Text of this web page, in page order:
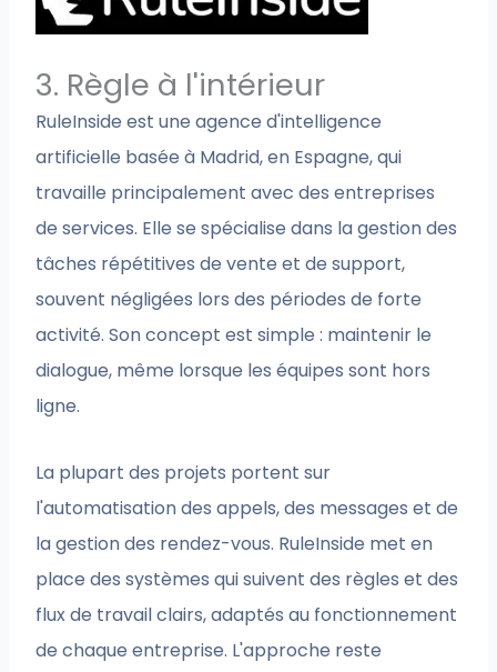
3. Règle à l'intérieur
RuleInside est une agence d'intelligence
artificielle basée à Madrid, en Espagne, qui
travaille principalement avec des entreprises
de services. Elle se spécialise dans la gestion des
tâches répétitives de vente et de support,
souvent négligées lors des périodes de forte
activité. Son concept est simple : maintenir le
dialogue, même lorsque les équipes sont hors
ligne.
La plupart des projets portent sur
l'automatisation des appels, des messages et de
la gestion des rendez-vous. RuleInside met en
place des systèmes qui suivent des règles et des
flux de travail clairs, adaptés au fonctionnement
de chaque entreprise. L'approche reste